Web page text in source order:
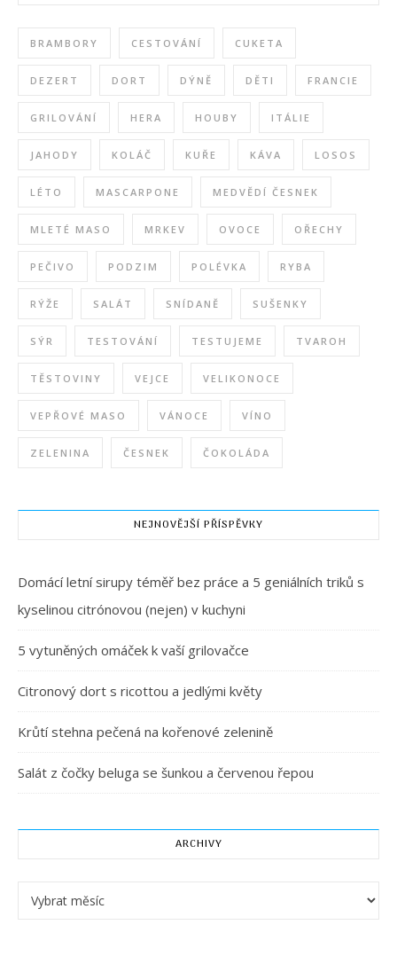
BRAMBORY CESTOVÁNÍ CUKETA
DEZERT DORT DÝNĚ DĚTI FRANCIE
GRILOVÁNÍ HERA HOUBY ITÁLIE
JAHODY KOLÁČ KUŘE KÁVA LOSOS
LÉTO MASCARPONE MEDVĚDÍ ČESNEK
MLETÉ MASO MRKEV OVOCE OŘECHY
PEČIVO PODZIM POLÉVKA RYBA
RÝŽE SALÁT SNÍDANĚ SUŠENKY
SÝR TESTOVÁNÍ TESTUJEME TVAROH
TĚSTOVINY VEJCE VELIKONOCE
VEPŘOVÉ MASO VÁNOCE VÍNO
ZELENINA ČESNEK ČOKOLÁDA
NEJNOVĚJŠÍ PŘÍSPĚVKY
Domácí letní sirupy téměř bez práce a 5 geniálních triků s
kyselinou citrónovou (nejen) v kuchyni
5 vytuněných omáček k vaší grilovačce
Citronový dort s ricottou a jedlými květy
Krůtí stehna pečená na kořenové zelenině
Salát z čočky beluga se šunkou a červenou řepou
ARCHIVY